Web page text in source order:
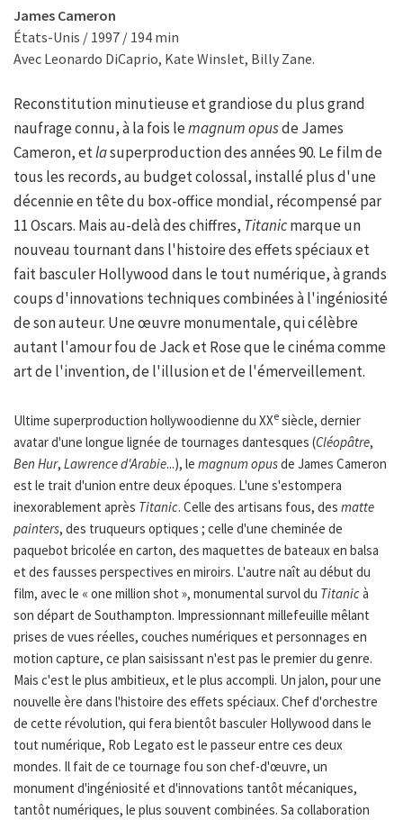
James Cameron
États-Unis / 1997 / 194 min
Avec Leonardo DiCaprio, Kate Winslet, Billy Zane.
Reconstitution minutieuse et grandiose du plus grand
naufrage connu, à la fois lemagnum opusde James
Cameron, etlasuperproduction des années 90. Le film de
tous les records, au budget colossal, installé plus d'une
décennie en tête du box-office mondial, récompensé par
11 Oscars. Mais au-delà des chiffres, Titanicmarque un
nouveau tournant dans l'histoire des effets spéciaux et
fait basculer Hollywood dans le tout numérique, à grands
coups d'innovations techniques combinées à l'ingéniosité
de son auteur. Une œuvre monumentale, qui célèbre
autant l'amour fou de Jack et Rose que le cinéma comme
art de l'invention, de l'illusion et de l'émerveillement.
Ultime superproduction hollywoodienne du XXe siècle, dernier
avatar d'une longue lignée de tournages dantesques (Cléopâtre,
Ben Hur, Lawrence d'Arabie...), le magnum opusde James Cameron
est le trait d'union entre deux époques. L'une s'estompera
inexorablement après Titanic. Celle des artisans fous, des matte
painters, des truqueurs optiques ; celle d'une cheminée de
paquebot bricolée en carton, des maquettes de bateaux en balsa
et des fausses perspectives en miroirs. L'autre naît au début du
film, avec le « one million shot », monumental survol du Titanicà
son départ de Southampton. Impressionnant millefeuille mêlant
prises de vues réelles, couches numériques et personnages en
motion capture, ce plan saisissant n'est pas le premier du genre.
Mais c'est le plus ambitieux, et le plus accompli. Un jalon, pour une
nouvelle ère dans l'histoire des effets spéciaux. Chef d'orchestre
de cette révolution, qui fera bientôt basculer Hollywood dans le
tout numérique, Rob Legato est le passeur entre ces deux
mondes. Il fait de ce tournage fou son chef-d'œuvre, un
monument d'ingéniosité et d'innovations tantôt mécaniques,
tantôt numériques, le plus souvent combinées. Sa collaboration